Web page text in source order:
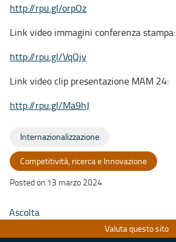
http://rpu.gl/orpOz
Link video immagini conferenza stampa:
http://rpu.gl/VqQjv
Link video clip presentazione MAM 24:
http://rpu.gl/Ma9hJ
Internazionalizzazione
Competitività, ricerca e Innovazione
Posted on 13 marzo 2024
Ascolta
Valuta questo sito